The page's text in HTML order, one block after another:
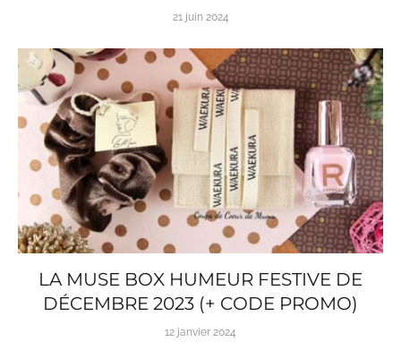
21 juin 2024
LA MUSE BOX HUMEUR FESTIVE DE
DÉCEMBRE 2023 (+ CODE PROMO)
12 janvier 2024